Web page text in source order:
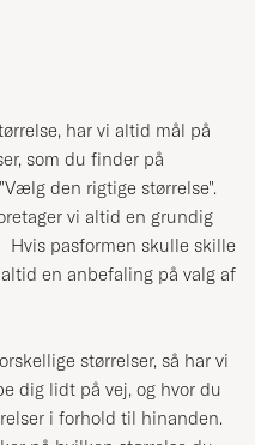
har vi altid mål på
som du finder på
den rigtige størrelse".
vi altid en grundig
pasformen skulle skille
en anbefaling på valg af
størrelser, så har vi
dig lidt på vej, og hvor du
i forhold til hinanden.